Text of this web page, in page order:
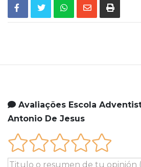
Avaliações Escola
Antonio De Jesus